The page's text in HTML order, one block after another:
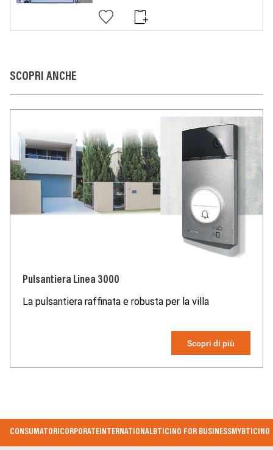
SCOPRI ANCHE
Pulsantiera Linea 3000
La pulsantiera raffinata e robusta per la villa
Scopri di più
Footer Menu
CONSUMATORICORPORATEINTERNATIONALBTICINO FOR BUSINESSMYBTICINO